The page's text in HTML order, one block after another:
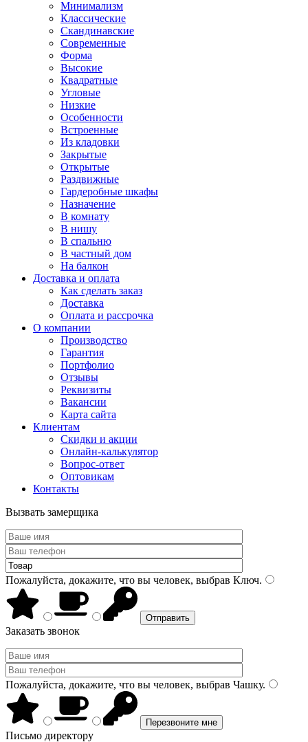
Минимализм
Классические
Скандинавские
Современные
Форма
Высокие
Квадратные
Угловые
Низкие
Особенности
Встроенные
Из кладовки
Закрытые
Открытые
Раздвижные
Гардеробные шкафы
Назначение
В комнату
В нишу
В спальню
В частный дом
На балкон
Доставка и оплата
Как сделать заказ
Доставка
Оплата и рассрочка
О компании
Производство
Гарантия
Портфолио
Отзывы
Реквизиты
Вакансии
Карта сайта
Клиентам
Скидки и акции
Онлайн-калькулятор
Вопрос-ответ
Оптовикам
Контакты
Вызвать замерщика
Пожалуйста, докажите, что вы человек, выбрав Ключ.
Заказать звонок
Пожалуйста, докажите, что вы человек, выбрав Чашку.
Письмо директору